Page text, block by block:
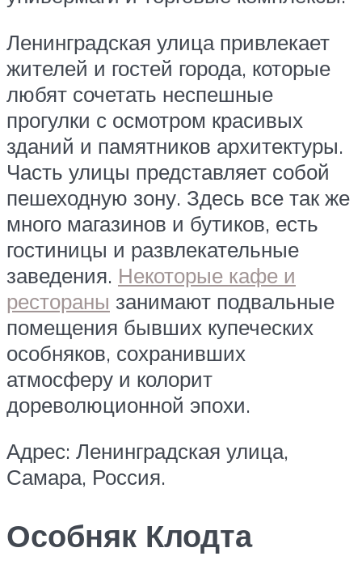
Ленинградская улица привлекает
жителей и гостей города, которые
любят сочетать неспешные
прогулки с осмотром красивых
зданий и памятников архитектуры.
Часть улицы представляет собой
пешеходную зону. Здесь все так же
много магазинов и бутиков, есть
гостиницы и развлекательные
заведения. Некоторые кафе и
рестораны занимают подвальные
помещения бывших купеческих
особняков, сохранивших
атмосферу и колорит
дореволюционной эпохи.
Адрес: Ленинградская улица,
Самара, Россия.
Особняк Клодта